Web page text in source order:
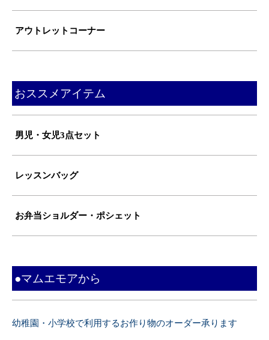
アウトレットコーナー
おススメアイテム
男児・女児3点セット
レッスンバッグ
お弁当ショルダー・ポシェット
●マムエモアから
幼稚園・小学校で利用するお作り物のオーダー承ります